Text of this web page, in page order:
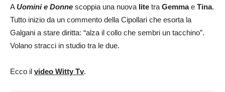
AUomini e Donne scoppia una nuova lite traGemmae Tina.
Tutto inizio da un commento della Cipollari che esorta la
Galgani a stare diritta: “alza il collo che sembri un tacchino”.
Volano stracci in studio tra le due.
Ecco il video Witty Tv.